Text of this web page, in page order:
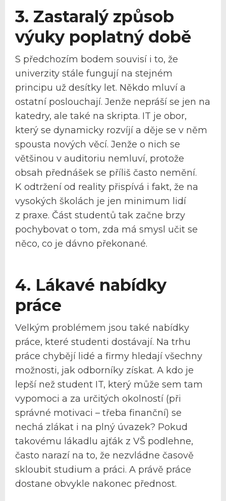
3. Zastaralý způsob
výuky poplatný době
S předchozím bodem souvisí i to, že
univerzity stále fungují na stejném
principu už desítky let. Někdo mluví a
ostatní poslouchají. Jenže nepráší se jen na
katedry, ale také na skripta. IT je obor,
který se dynamicky rozvíjí a děje se v něm
spousta nových věcí. Jenže o nich se
většinou v auditoriu nemluví, protože
obsah přednášek se příliš často nemění.
K odtržení od reality přispívá i fakt, že na
vysokých školách je jen minimum lidí
z praxe. Část studentů tak začne brzy
pochybovat o tom, zda má smysl učit se
něco, co je dávno překonané.
4. Lákavé nabídky
práce
Velkým problémem jsou také nabídky
práce, které studenti dostávají. Na trhu
práce chybějí lidé a firmy hledají všechny
možnosti, jak odborníky získat. A kdo je
lepší než student IT, který může sem tam
vypomoci a za určitých okolností (při
správné motivaci – třeba finanční) se
nechá zlákat i na plný úvazek? Pokud
takovému lákadlu ajťák z VŠ podlehne,
často narazí na to, že nezvládne časově
skloubit studium a práci. A právě práce
dostane obvykle nakonec přednost.